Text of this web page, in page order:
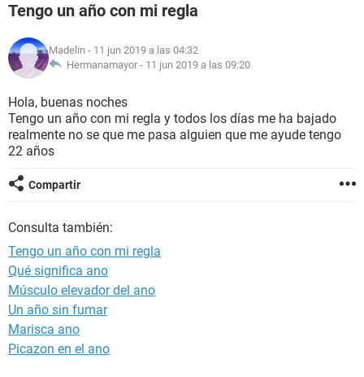
FAMILIA
NUTRICIÓN
BIENESTAR
SEXUALIDAD
GLOSARIO
Tengo un año con mi regla
Madelin - 11 jun 2019 a las 04:32
Hermanamayor - 11 jun 2019 a las 09:20
Hola, buenas noches
Tengo un año con mi regla y todos los días me ha bajado
realmente no se que me pasa alguien que me ayude tengo
22 años
Compartir
Consulta también:
Tengo un año con mi regla
Qué significa ano
Músculo elevador del ano
Un año sin fumar
Marisca ano
Picazon en el ano